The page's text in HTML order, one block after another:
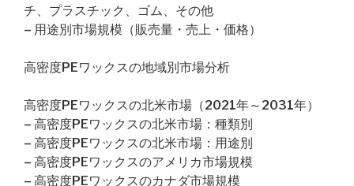
チ、プラスチック、ゴム、その他
– 用途別市場規模（販売量・売上・価格）
高密度PEワックスの地域別市場分析
高密度PEワックスの北米市場（2021年～2031年）
– 高密度PEワックスの北米市場：種類別
– 高密度PEワックスの北米市場：用途別
– 高密度PEワックスのアメリカ市場規模
– 高密度PEワックスのカナダ市場規模